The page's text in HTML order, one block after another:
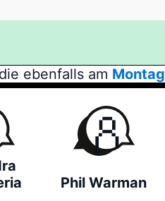
ebenfalls am
Phil Warman